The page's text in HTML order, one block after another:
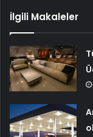
İlgili Makaleler